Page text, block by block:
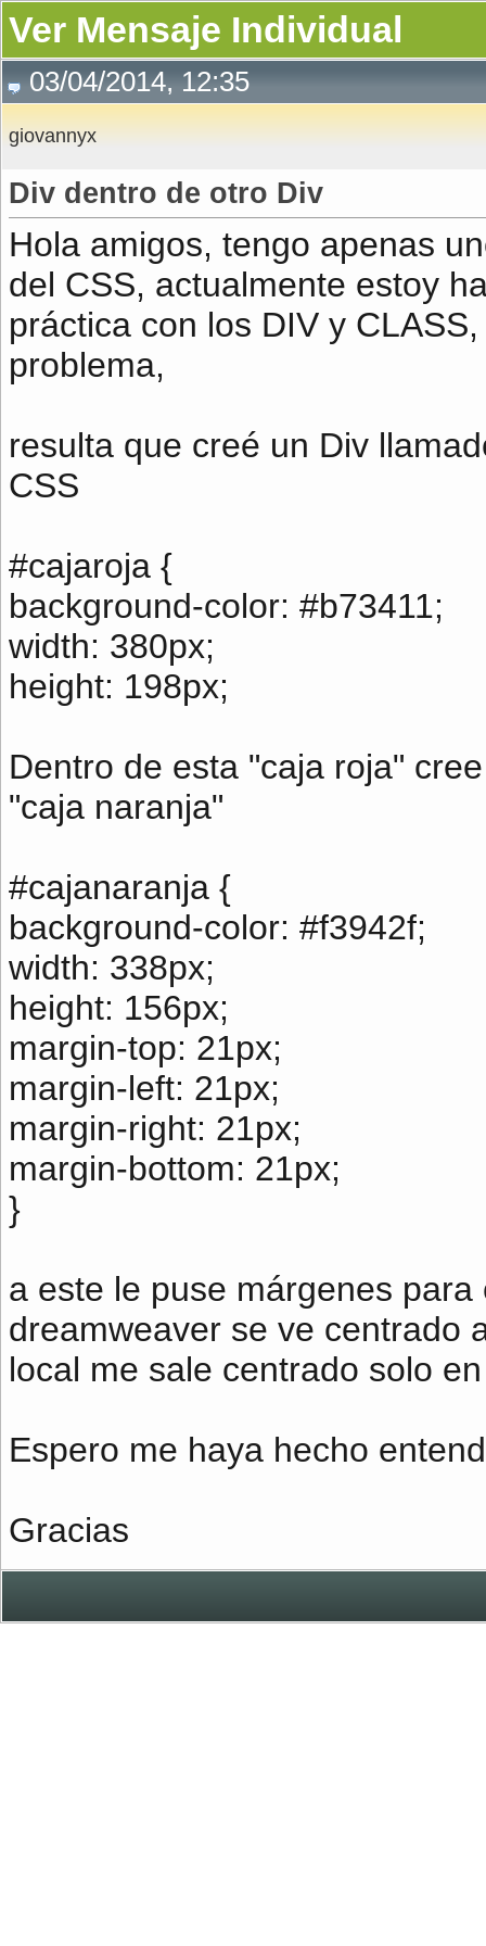
Ver Mensaje Individual
03/04/2014, 12:35
giovannyx
Div dentro de otro Div
Hola amigos, tengo apenas
del CSS, actualmente estoy
práctica con los DIV y
problema,
resulta que creé un Div
CSS
#cajaroja {
background-color: #b73411;
width: 380px;
height: 198px;
Dentro de esta "caja roja"
"caja naranja"
#cajanaranja {
background-color: #f3942f;
width: 338px;
height: 156px;
margin-top: 21px;
margin-left: 21px;
margin-right: 21px;
margin-bottom: 21px;
}
a este le puse márgenes
dreamweaver se ve centrado
local me sale centrado solo
Espero me haya hecho
Gracias